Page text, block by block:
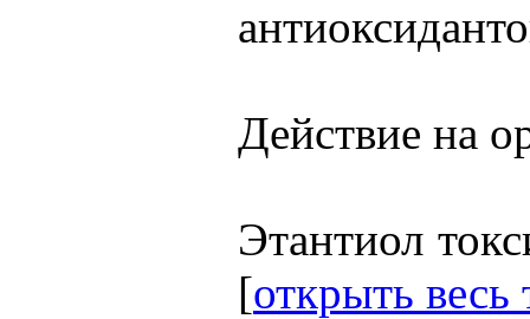
Действие на
Этантиол
[открыть весь